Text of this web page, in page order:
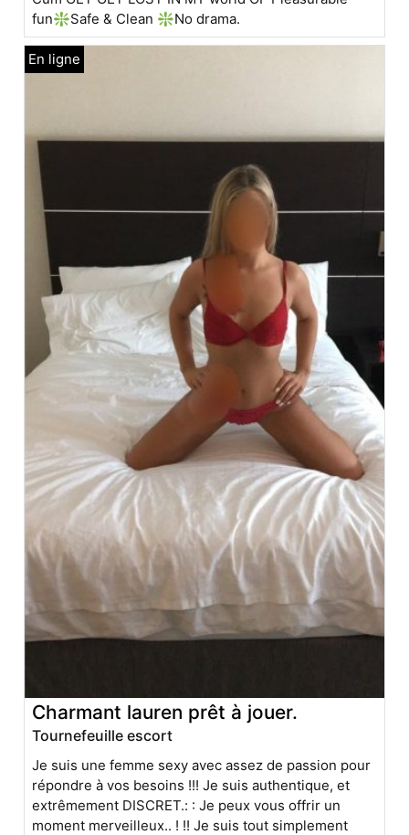
fun❇Safe & Clean ❇No drama.
Charmant lauren prêt à jouer.
Tournefeuille escort
Je suis une femme sexy avec assez de passion pour
répondre à vos besoins !!! Je suis authentique, et
extrêmement DISCRET.: : Je peux vous offrir un
moment merveilleux.. ! !! Je suis tout simplement